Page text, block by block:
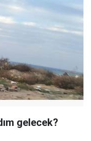
gelecek?